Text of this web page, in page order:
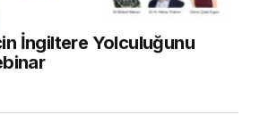
İngiltere Yolculuğunu